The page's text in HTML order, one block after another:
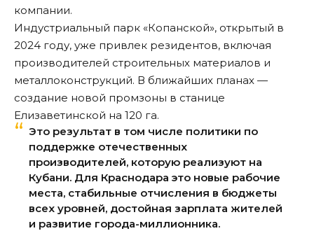
компании.
Индустриальный парк «Копанской», открытый в
2024 году, уже привлек резидентов, включая
производителей строительных материалов и
металлоконструкций. В ближайших планах —
создание новой промзоны в станице
Елизаветинской на 120 га.
Это результат в том числе политики по
поддержке отечественных
производителей, которую реализуют на
Кубани. Для Краснодара это новые рабочие
места, стабильные отчисления в бюджеты
всех уровней, достойная зарплата жителей
и развитие города-миллионника.